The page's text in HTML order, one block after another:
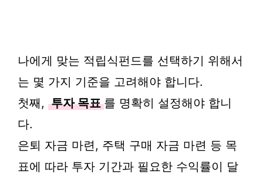
나에게 맞는 적립식펀드를 선택하기 위해서
는 몇 가지 기준을 고려해야 합니다.
첫째, 투자 목표 를 명확히 설정해야 합니
다.
은퇴 자금 마련, 주택 구매 자금 마련 등 목
표에 따라 투자 기간과 필요한 수익률이 달